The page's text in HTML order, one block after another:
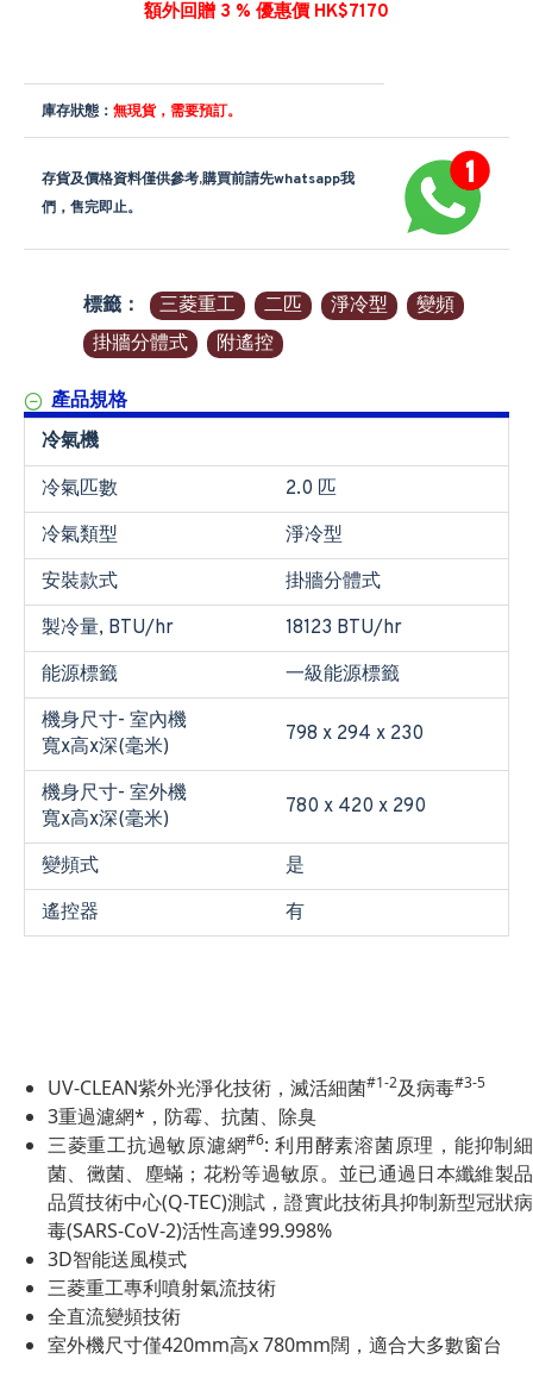
額外回贈 3 % 優惠價 HK$7170
庫存狀態： 無現貨，需要預訂。
存貨及價格資料僅供參考,購買前請先whatsapp我
們，售完即止。
標籤： 三菱重工 二匹 淨冷型
變頻
掛牆分體式
附遙控
產品規格
冷氣機
冷氣匹數
2.0 匹
冷氣類型
淨冷型
安裝款式
掛牆分體式
製冷量, BTU/hr
18123 BTU/hr
能源標籤
一級能源標籤
機身尺寸- 室內機
寬x高x深(毫米)
798 x 294 x 230
機身尺寸- 室外機
寬x高x深(毫米)
780 x 420 x 290
變頻式
是
遙控器
有
UV-CLEAN紫外光淨化技術，滅活細菌#1-2及病毒#3-5
3重過濾網*，防霉、抗菌、除臭
三菱重工抗過敏原濾網#6: 利用酵素溶菌原理，能抑制細
菌、黴菌、塵蟎；花粉等過敏原。並已通過日本纖維製品
品質技術中心(Q-TEC)測試，證實此技術具抑制新型冠狀病
毒(SARS-CoV-2)活性高達99.998%
3D智能送風模式
三菱重工專利噴射氣流技術
全直流變頻技術
室外機尺寸僅420mm高x 780mm闊，適合大多數窗台